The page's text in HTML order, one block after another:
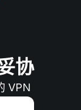
协
VPN